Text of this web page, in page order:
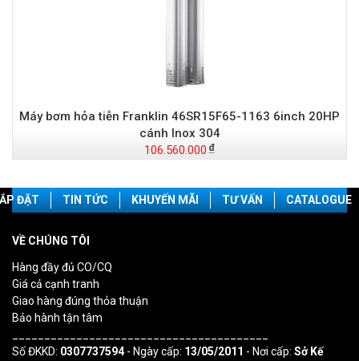
Máy bơm hỏa tiễn Franklin 46SR15F65-1163 6inch 20HP
cánh Inox 304
106.560.000
ĐẶT TIN TỨC KHUYẾN MÃI TƯ VẤN CATALOGUE
VỀ CHÚNG TÔI
Hàng đầy đủ CO/CQ
Giá cả cạnh tranh
Giao hàng đúng thỏa thuận
Bảo hành tận tâm
Số ĐKKD: 0307737594- Ngày cấp: 13/05/2011 - Nơi cấp: Sở Kế